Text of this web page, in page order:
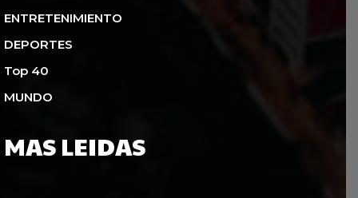
ENTRETENIMIENTO
DEPORTES
Top 40
MUNDO
MAS LEIDAS